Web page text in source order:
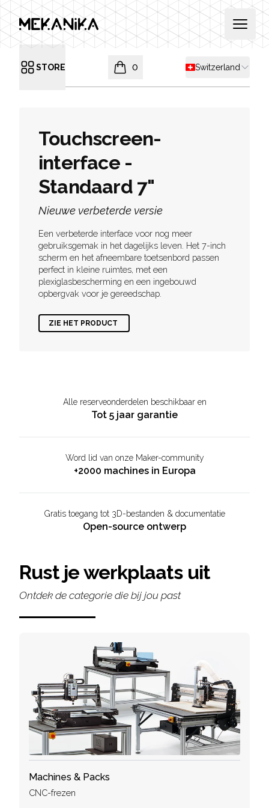
MEKANIKA Open
Open menu
STORE Shipping country
Switzerland
0
items in cart, view bag
Touchscreen-
interface -
Standaard 7"
Nieuwe verbeterde versie
Een verbeterde interface voor nog meer
gebruiksgemak in het dagelijks leven. Het 7-inch
scherm en het afneembare toetsenbord passen
perfect in kleine ruimtes, met een
plexiglasbescherming en een ingebouwd
opbergvak voor je gereedschap.
ZIE HET PRODUCT
NIEUW
Alle reserveonderdelen beschikbaar en
Tot 5 jaar garantie
Word lid van onze Maker-community
+2000 machines in Europa
Gratis toegang tot 3D-bestanden & documentatie
Open-source ontwerp
Rust je werkplaats uit
Ontdek de categorie die bij jou past
Machines & Packs
CNC-frezen